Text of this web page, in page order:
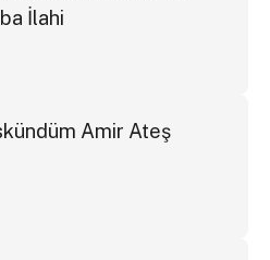
İlahi
Amir Ateş